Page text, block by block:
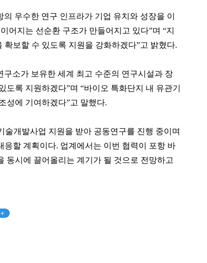
협은행
다가구주택 및 근린생활시설
클럽 참여
제너시스 BBQ
지엔에스주택전시관
팬클럽 참여
LG 트윈스
연세힐하우스1
팬클럽 참여
우수한 연구 인프라가 기업 유치와 성장을 이
어지는 선순환 구조가 만들어지고 있다”며 “지
보할 수 있도록 지원을 강화하겠다”고 밝혔다.
소가 보유한 세계 최고 수준의 연구시설과 장
록 지원하겠다”며 “바이오 특화단지 내 유관기
성에 기여하겠다”고 말했다.
술개발사업 지원을 받아 공동연구를 진행 중이며
할 계획이다. 업계에서는 이번 협력이 포항 바
동시에 끌어올리는 계기가 될 것으로 전망하고
+